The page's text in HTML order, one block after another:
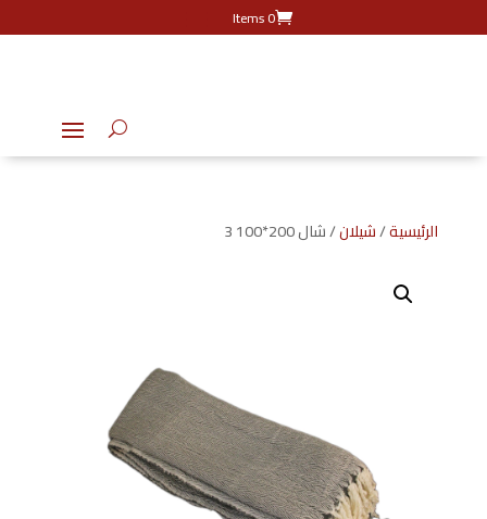
0 Items
الرئيسية/شيلان/ شال 200*100 3